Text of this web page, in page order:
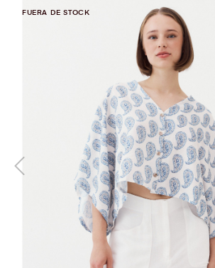
FUERA DE STOCK